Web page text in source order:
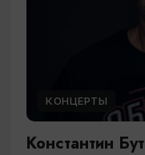
КОНЦЕРТЫ
Константин